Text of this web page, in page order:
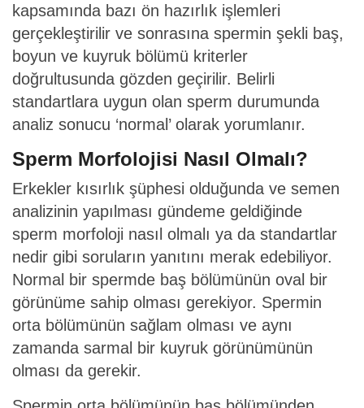
kapsamında bazı ön hazırlık işlemleri
gerçekleştirilir ve sonrasına spermin şekli baş,
boyun ve kuyruk bölümü kriterler
doğrultusunda gözden geçirilir. Belirli
standartlara uygun olan sperm durumunda
analiz sonucu ‘normal’ olarak yorumlanır.
Sperm Morfolojisi Nasıl Olmalı?
Erkekler kısırlık şüphesi olduğunda ve semen
analizinin yapılması gündeme geldiğinde
sperm morfoloji nasıl olmalı ya da standartlar
nedir gibi soruların yanıtını merak edebiliyor.
Normal bir spermde baş bölümünün oval bir
görünüme sahip olması gerekiyor. Spermin
orta bölümünün sağlam olması ve aynı
zamanda sarmal bir kuyruk görünümünün
olması da gerekir.